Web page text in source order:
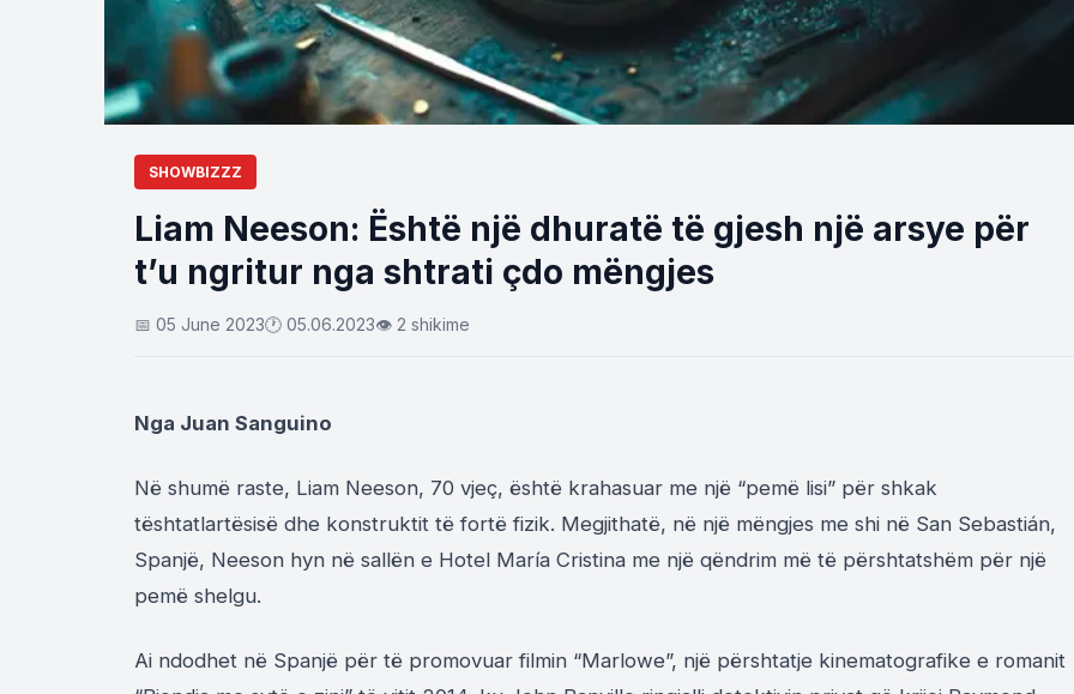
SHOWBIZZZ
Liam Neeson: Është një dhuratë të gjesh një arsye për
t’u ngritur nga shtrati çdo mëngjes
📅 05 June 2023🕐 05.06.2023👁 2 shikime
Nga Juan Sanguino
Në shumë raste, Liam Neeson, 70 vjeç, është krahasuar me një “pemë lisi” për shkak
tështatlartësisë dhe konstruktit të fortë fizik. Megjithatë, në një mëngjes me shi në San Sebastián,
Spanjë, Neeson hyn në sallën e Hotel María Cristina me një qëndrim më të përshtatshëm për një
pemë shelgu.
Ai ndodhet në Spanjë për të promovuar filmin “Marlowe”, një përshtatje kinematografike e romanit